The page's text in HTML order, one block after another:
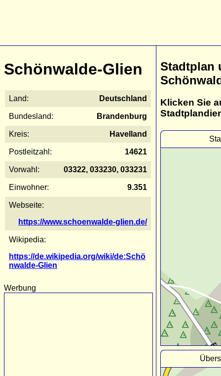
Schönwalde-Glien
Land: Deutschland
Bundesland: Brandenburg
Kreis: Havelland
Postleitzahl: 14621
Vorwahl: 03322, 033230, 033231
Einwohner: 9.351
Webseite:
https://www.schoenwalde-glien.de/
Wikipedia:
https://de.wikipedia.org/wiki/de:Schö
nwalde-Glien
Werbung
Stadtplan
Klicken Sie